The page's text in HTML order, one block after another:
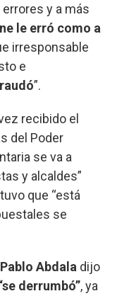
y a más
le erró como a
irresponsable
e
”.
recibido el
del Poder
se va a
y alcaldes”
que “está
se
Pablo Abdala dijo
derrumbó”, ya